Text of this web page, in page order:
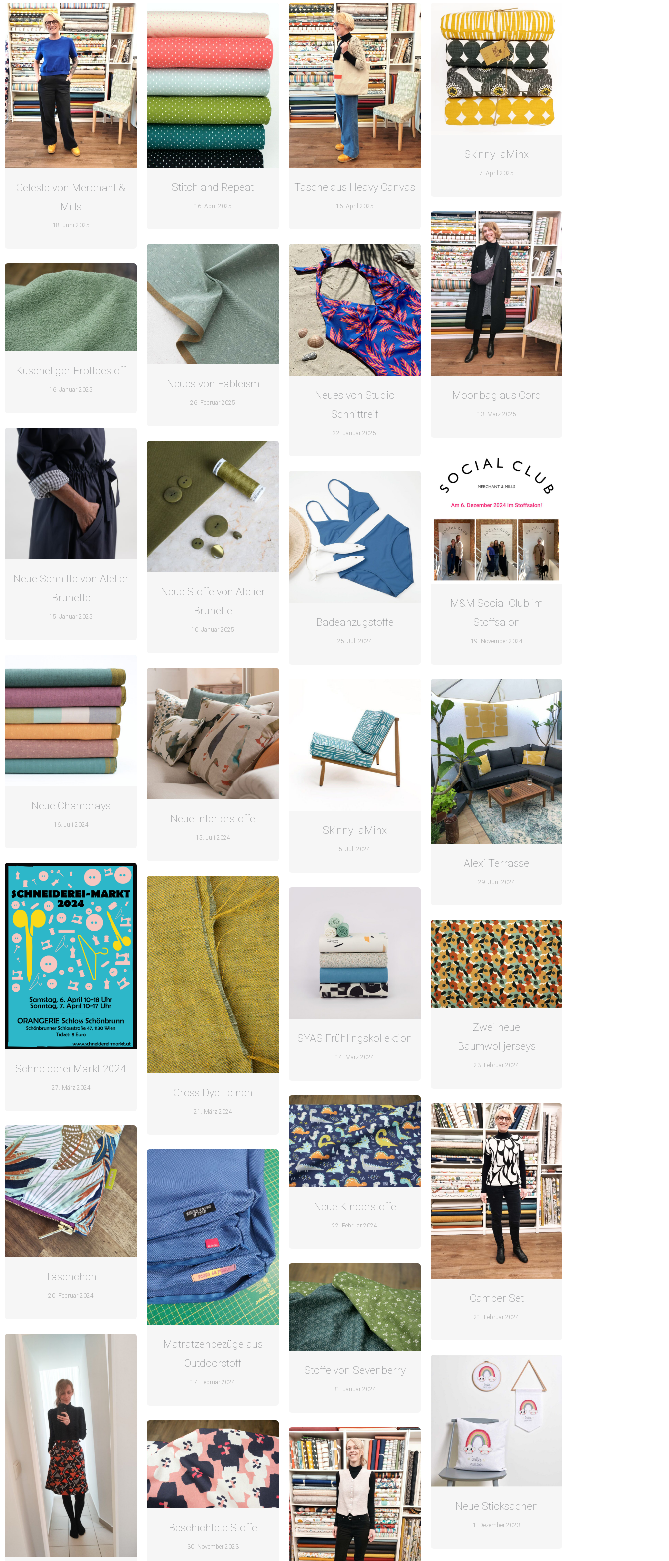
Celeste von Merchant &
Mills
18. Juni 2025
Stitch and Repeat
16. April 2025
Tasche aus Heavy Canvas
16. April 2025
Skinny laMinx
7. April 2025
Moonbag aus Cord
13. März 2025
Neues von Fableism
26. Februar 2025
Neues von Studio
Schnittreif
22. Januar 2025
Kuscheliger Frotteestoff
16. Januar 2025
Neue Schnitte von Atelier
Brunette
15. Januar 2025
Neue Stoffe von Atelier
Brunette
10. Januar 2025
M&M Social Club im
Stoffsalon
19. November 2024
Badeanzugstoffe
25. Juli 2024
Neue Chambrays
16. Juli 2024
Neue Interiorstoffe
15. Juli 2024
Skinny laMinx
5. Juli 2024
Alex´ Terrasse
29. Juni 2024
Schneiderei Markt 2024
27. März 2024 Cross Dye Leinen
21. März 2024
SYAS Frühlingskollektion
14. März 2024
Zwei neue
Baumwolljerseys
23. Februar 2024
Neue Kinderstoffe
22. Februar 2024
Camber Set
21. Februar 2024
Täschchen
20. Februar 2024
Matratzenbezüge aus
Outdoorstoff
17. Februar 2024
Stoffe von Sevenberry
31. Januar 2024
Neue Sticksachen
1. Dezember 2023
Beschichtete Stoffe
30. November 2023